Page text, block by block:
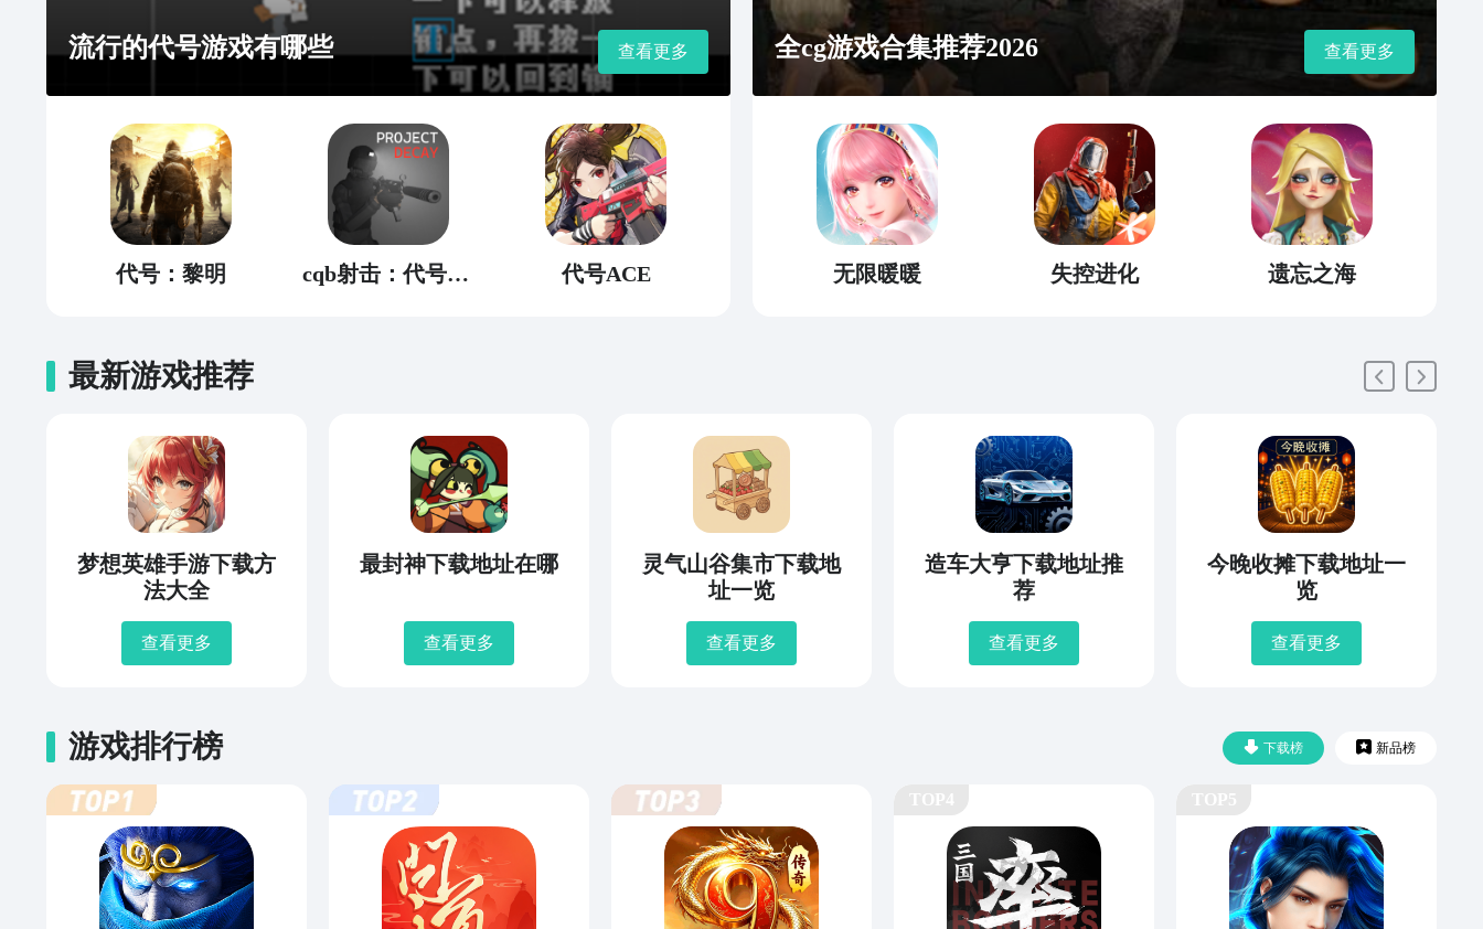
流行的代号游戏有哪些 查看更多
代号：黎明 cqb射击：代号腐烂 代号ACE
全cg游戏合集推荐2026 查看更多
无限暖暖 失控进化 遗忘之海
最新游戏推荐
梦想英雄手游下载方
法大全
查看更多
最封神下载地址在哪
查看更多
灵气山谷集市下载地
址一览
查看更多
造车大亨下载地址推
荐
查看更多
今晚收摊下载地址一
览
查看更多
下载榜 新品榜
游戏排行榜